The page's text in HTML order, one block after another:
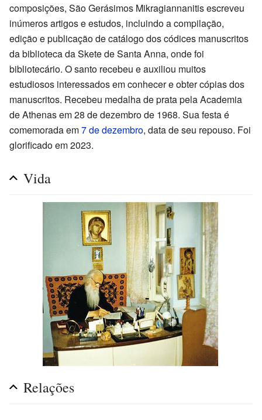
composições, São Gerásimos Mikragiannanitis escreveu
inúmeros artigos e estudos, incluindo a compilação,
edição e publicação de catálogo dos códices manuscritos
da biblioteca da Skete de Santa Anna, onde foi
bibliotecário. O santo recebeu e auxiliou muitos
estudiosos interessados em conhecer e obter cópias dos
manuscritos. Recebeu medalha de prata pela Academia
de Athenas em 28 de dezembro de 1968. Sua festa é
comemorada em7 de dezembro, data de seu repouso. Foi
glorificado em 2023.
Vida
Relações